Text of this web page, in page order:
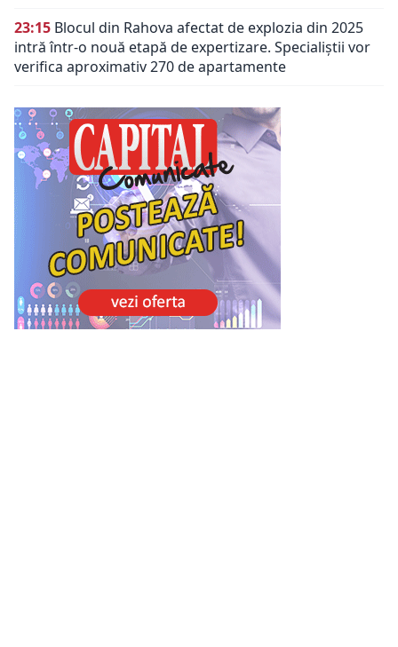
23:15 Blocul din Rahova afectat de explozia din 2025
intră într-o nouă etapă de expertizare. Specialiștii vor
verifica aproximativ 270 de apartamente